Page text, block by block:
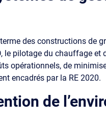
des constructions de
pilotage du chauffage et
opérationnels, de
encadrés par la RE 2020.
de